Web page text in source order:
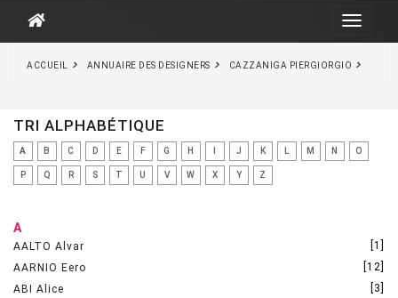
ACCUEIL ANNUAIRE DES DESIGNERS CAZZANIGA PIERGIORGIO
TRI ALPHABÉTIQUE
A B C D E F G H J K M N O
P Q R S T U V W X Y Z
A
AALTO Alvar
[1]
AARNIO Eero
[12]
ABI Alice
[3]